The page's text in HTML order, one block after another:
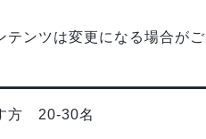
ンツは変更になる場合がご
方 20-30名